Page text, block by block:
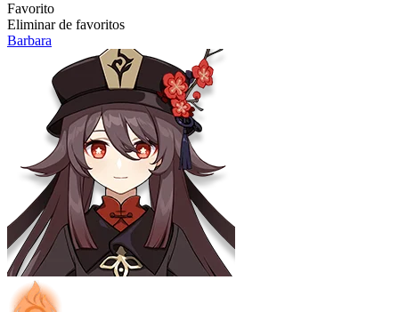
Favorito
Eliminar de favoritos
Barbara